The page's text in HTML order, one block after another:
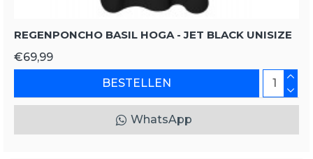
REGENPONCHO BASIL HOGA - JET BLACK UNISIZE
€69,99
BESTELLEN
WhatsApp